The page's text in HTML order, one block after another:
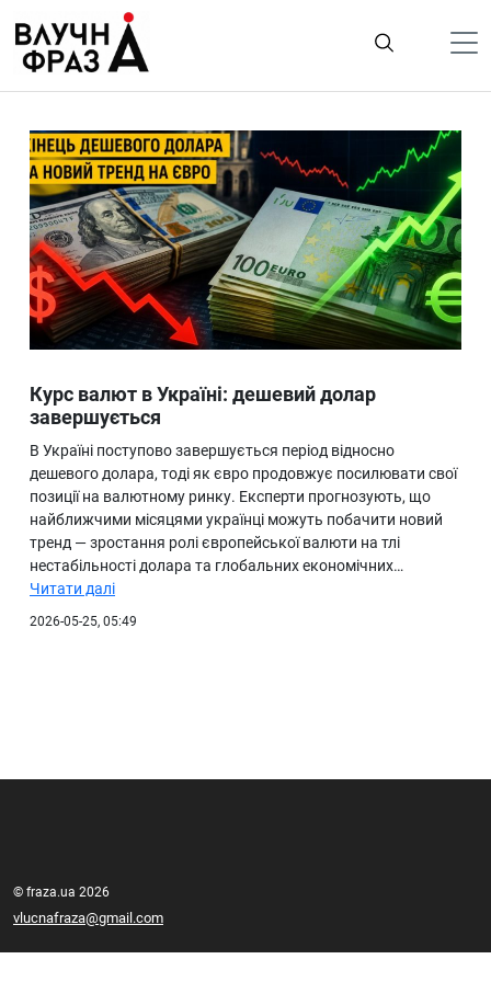
содержимому
Гроші
Життя
Лайфстайл
ТехноНаука
Людина
Ukraine
Про нас
Курс валют в Україні: дешевий долар
завершується
В Україні поступово завершується період відносно
дешевого долара, тоді як євро продовжує посилювати свої
позиції на валютному ринку. Експерти прогнозують, що
найближчими місяцями українці можуть побачити новий
тренд — зростання ролі європейської валюти на тлі
нестабільності долара та глобальних економічних…
Читати далі
2026-05-25, 05:49
© fraza.ua 2026
vlucnafraza@gmail.com